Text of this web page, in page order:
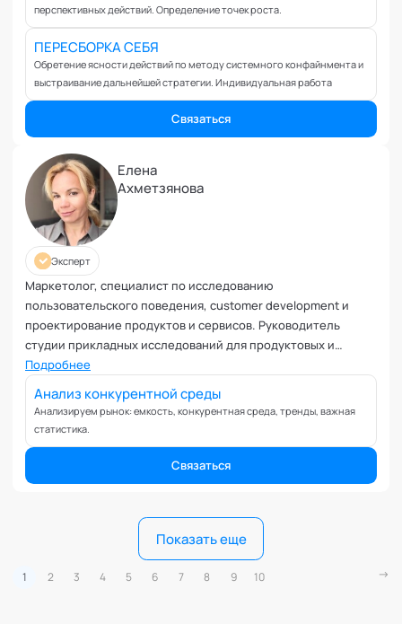
перспективных действий. Определение точек роста.
ПЕРЕСБОРКА СЕБЯ
Обретение ясности действий по методу системного конфайнмента и
выстраивание дальнейшей стратегии. Индивидуальная работа
Связаться
Елена
Ахметзянова
Эксперт
Маркетолог, специалист по исследованию
пользовательского поведения, customer development и
проектирование продуктов и сервисов. Руководитель
студии прикладных исследований для продуктовых и
маркетинговых команд infocus. Эксперт кафедры
"Интегральное развитие территорий" Академии социальных
технологий
Подробнее
Анализ конкурентной среды
Анализируем рынок: емкость, конкурентная среда, тренды, важная
статистика.
Связаться
Показать еще
1 2 3 4 5 6 7 8 9 10